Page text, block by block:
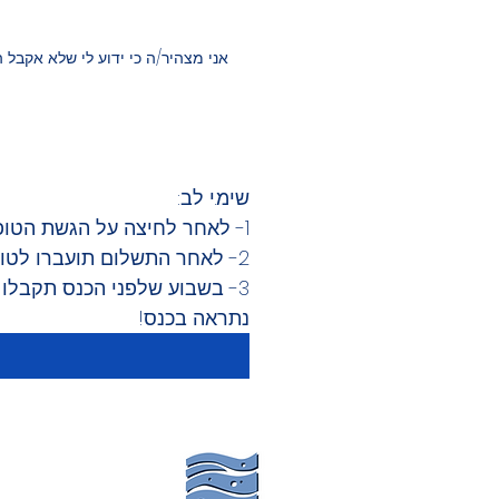
אני מצהיר/ה כי ידוע לי שלא
שימ.י לב:
1- לאחר לחיצה על הגשת הטופס תועברו לדף תשלום מאובטח של 70 ש"ח לכרטיס לכנס
2- לאחר התשלום תועברו לטופס הרשמה לכנס - גם אותו יש למלא!
3- בשבוע שלפני הכנס תקבלו מייל עם פרטי הרשמה לסיורים והסעות
נתראה בכנס!